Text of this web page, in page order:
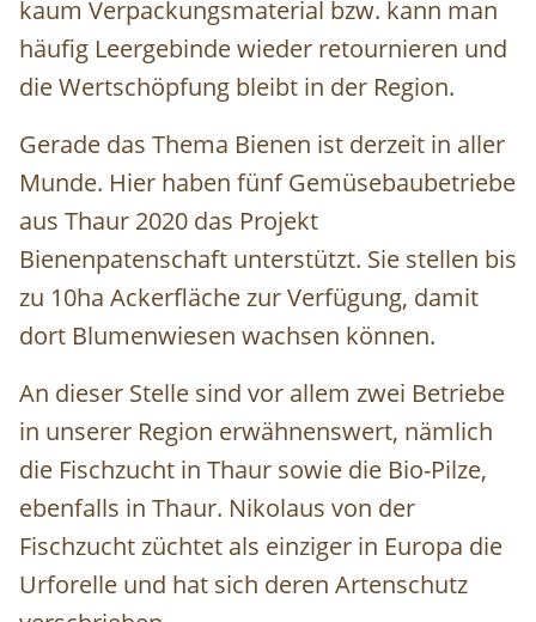
kaum Verpackungsmaterial bzw. kann man
häufig Leergebinde wieder retournieren und
die Wertschöpfung bleibt in der Region.
Gerade das Thema Bienen ist derzeit in aller
Munde. Hier haben fünf Gemüsebaubetriebe
aus Thaur 2020 das Projekt
Bienenpatenschaft unterstützt. Sie stellen bis
zu 10ha Ackerfläche zur Verfügung, damit
dort Blumenwiesen wachsen können.
An dieser Stelle sind vor allem zwei Betriebe
in unserer Region erwähnenswert, nämlich
die Fischzucht in Thaur sowie die Bio-Pilze,
ebenfalls in Thaur. Nikolaus von der
Fischzucht züchtet als einziger in Europa die
Urforelle und hat sich deren Artenschutz